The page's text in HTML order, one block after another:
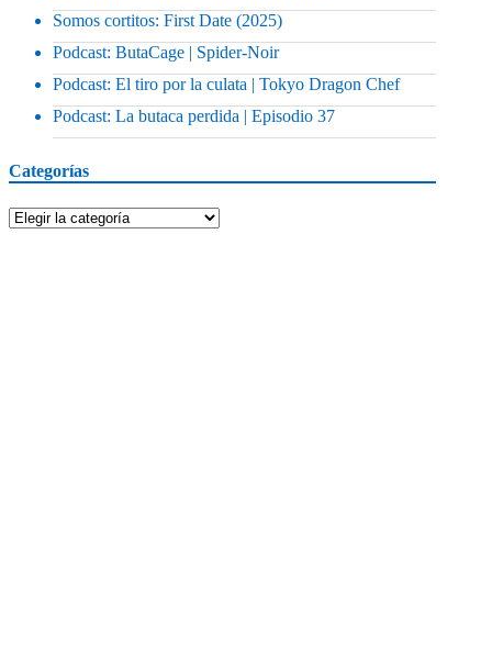
Somos cortitos: First Date (2025)
Podcast: ButaCage | Spider-Noir
Podcast: El tiro por la culata | Tokyo Dragon Chef
Podcast: La butaca perdida | Episodio 37
Categorías
Categorías